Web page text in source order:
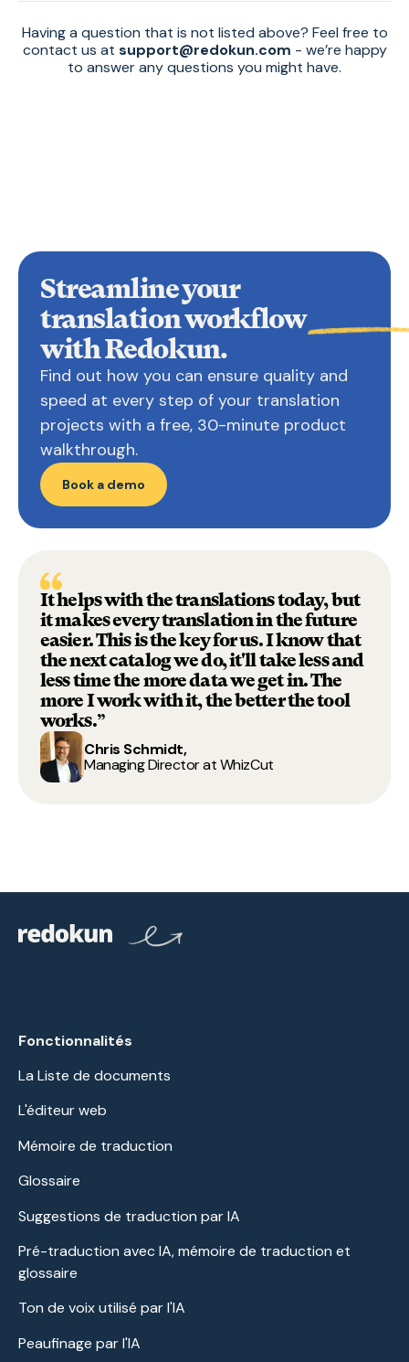
Having a question that is not listed above? Feel free to
contact us at support@redokun.com - we’re happy
to answer any questions you might have.
Streamline your
translationworkflow
with Redokun.
Find out how you can ensure quality and
speed at every step of your translation
projects with a free, 30-minute product
walkthrough.
Book a demo
It helps with the translations today, but
it makes every translation in the future
easier. This is the key for us. I know that
the next catalog we do, it'll take less and
less time the more data we get in. The
more I work with it, the better the tool
works.”
Chris Schmidt,
Managing Director at WhizCut
Fonctionnalités
La Liste de documents
L'éditeur web
Mémoire de traduction
Glossaire
Suggestions de traduction par IA
Pré-traduction avec IA, mémoire de traduction et
glossaire
Ton de voix utilisé par l'IA
Peaufinage par l'IA